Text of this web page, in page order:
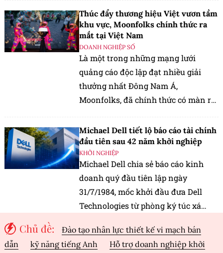
sáng tạo giải quyết những vấn đề
của cộng đồng.
Thúc đẩy thương hiệu Việt vươn tầm
khu vực, Moonfolks chính thức ra
mắt tại Việt Nam
DOANH NGHIỆP SỐ
Là một trong những mạng lưới
quảng cáo độc lập đạt nhiều giải
thưởng nhất Đông Nam Á,
Moonfolks, đã chính thức có màn ra
Michael Dell tiết lộ báo cáo tài chính
đầu tiên sau 42 năm khởi nghiệp
KHỞI NGHIỆP
Michael Dell chia sẻ báo cáo kinh
doanh quý đầu tiên lập ngày
31/7/1984, mốc khởi đầu đưa Dell
Technologies từ phòng ký túc xá
Chủ đề:
Đào tạo nhân lực thiết kế vi mạch bán
dẫn
kỹ năng tiếng Anh
Hỗ trợ doanh nghiệp khởi